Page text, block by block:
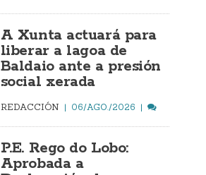
A Xunta actuará para
liberar a lagoa de
Baldaio ante a presión
social xerada
REDACCIÓN 06/AGO./2026
P.E. Rego do Lobo:
Aprobada a